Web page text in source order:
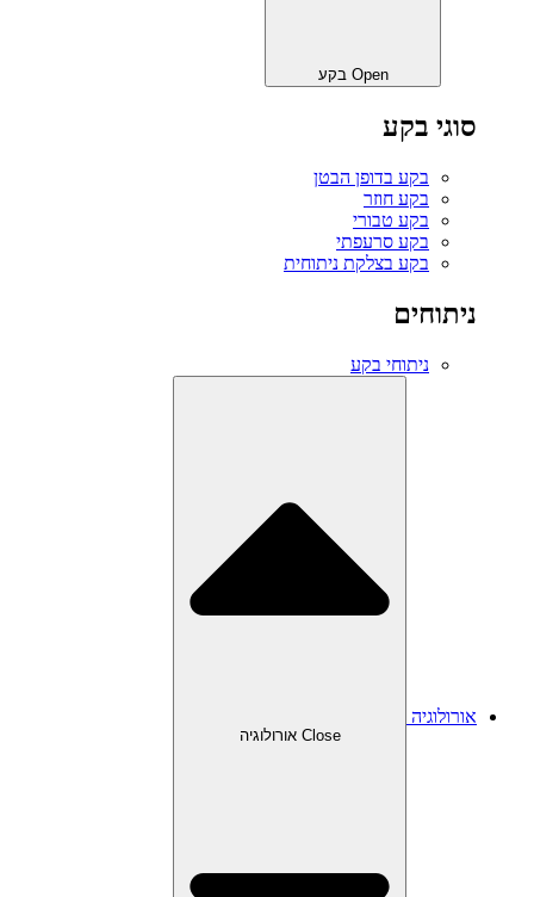
Open בקע
סוגי בקע
בקע בדופן הבטן
בקע חוזר
בקע טבורי
בקע סרעפתי
בקע בצלקת ניתוחית
ניתוחים
ניתוחי בקע
אורולוגיה
Close אורולוגיה